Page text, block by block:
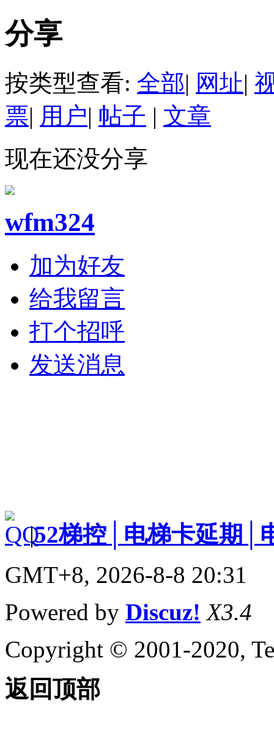
分享
按类型查看: 全部| 网址|
票| 用户| 帖子 | 文章
现在还没分享
wfm324
加为好友
给我留言
打个招呼
发送消息
|52梯控│电梯卡延期│
GMT+8, 2026-8-8 20:31
Powered by Discuz! X3.4
Copyright © 2001-2020,
返回顶部